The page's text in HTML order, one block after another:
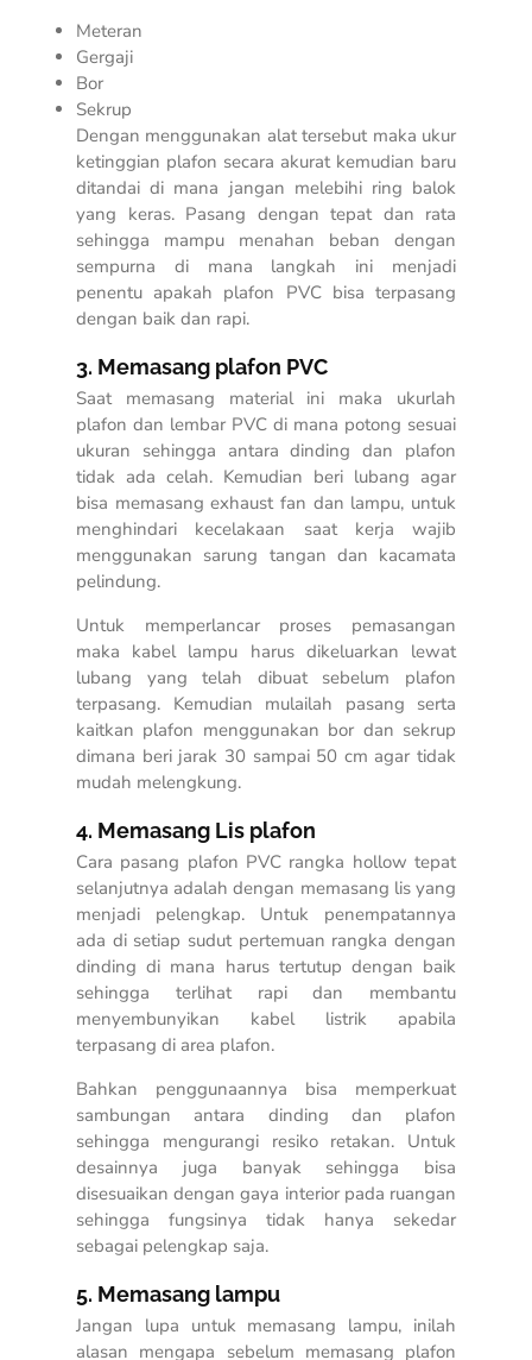
Meteran
Gergaji
Bor
Sekrup
Dengan menggunakan alat tersebut maka ukur
ketinggian plafon secara akurat kemudian baru
ditandai di mana jangan melebihi ring balok
yang keras. Pasang dengan tepat dan rata
sehingga mampu menahan beban dengan
sempurna di mana langkah ini menjadi
penentu apakah plafon PVC bisa terpasang
dengan baik dan rapi.
3. Memasang plafon PVC
Saat memasang material ini maka ukurlah
plafon dan lembar PVC di mana potong sesuai
ukuran sehingga antara dinding dan plafon
tidak ada celah. Kemudian beri lubang agar
bisa memasang exhaust fan dan lampu, untuk
menghindari kecelakaan saat kerja wajib
menggunakan sarung tangan dan kacamata
pelindung.
Untuk memperlancar proses pemasangan
maka kabel lampu harus dikeluarkan lewat
lubang yang telah dibuat sebelum plafon
terpasang. Kemudian mulailah pasang serta
kaitkan plafon menggunakan bor dan sekrup
dimana beri jarak 30 sampai 50 cm agar tidak
mudah melengkung.
4. Memasang Lis plafon
Cara pasang plafon PVC rangka hollow tepat
selanjutnya adalah dengan memasang lis yang
menjadi pelengkap. Untuk penempatannya
ada di setiap sudut pertemuan rangka dengan
dinding di mana harus tertutup dengan baik
sehingga terlihat rapi dan membantu
menyembunyikan kabel listrik apabila
terpasang di area plafon.
Bahkan penggunaannya bisa memperkuat
sambungan antara dinding dan plafon
sehingga mengurangi resiko retakan. Untuk
desainnya juga banyak sehingga bisa
disesuaikan dengan gaya interior pada ruangan
sehingga fungsinya tidak hanya sekedar
sebagai pelengkap saja.
5. Memasang lampu
Jangan lupa untuk memasang lampu, inilah
alasan mengapa sebelum memasang plafon